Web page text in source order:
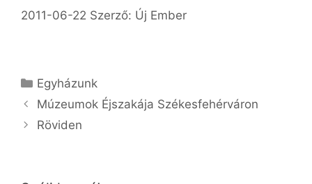
2011-06-22 Szerző: Új Ember
Kategória
Egyházunk
Múzeumok Éjszakája Székesfehérváron
Röviden